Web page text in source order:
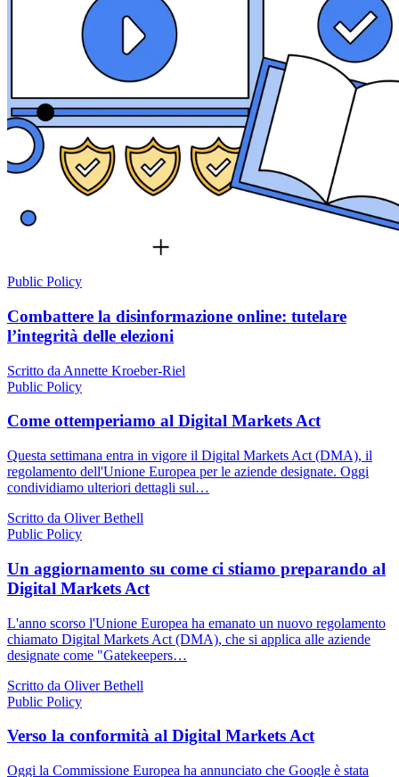
Public Policy
Combattere la disinformazione online: tutelare
l’integrità delle elezioni
Scritto da Annette Kroeber-Riel
Public Policy
Come ottemperiamo al Digital Markets Act
Questa settimana entra in vigore il Digital Markets Act (DMA), il
regolamento dell'Unione Europea per le aziende designate. Oggi
condividiamo ulteriori dettagli sul…
Scritto da Oliver Bethell
Public Policy
Un aggiornamento su come ci stiamo preparando al
Digital Markets Act
L'anno scorso l'Unione Europea ha emanato un nuovo regolamento
chiamato Digital Markets Act (DMA), che si applica alle aziende
designate come "Gatekeepers…
Scritto da Oliver Bethell
Public Policy
Verso la conformità al Digital Markets Act
Oggi la Commissione Europea ha annunciato che Google è stata